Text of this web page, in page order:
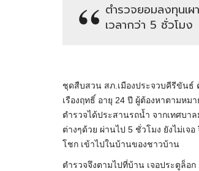
ตำรวจยอมลงทุนเ
เวลากว่า 5 ชั่วโมง
ชุดสืบสวน สภ.เมืองประจวบคีรีขันธ์
เรืองฤทธิ์ อายุ 24 ปี ผู้ต้องหาตามหม
ตำรวจได้ประสานรถน้ำ จากเทศบา
ต่างๆด้วย ผ่านไป 5 ชั่วโมง ยังไม่เจ
โชก เข้าไปในบ้านของชาวบ้าน
ตำรวจจึงตามไปที่บ้าน เจอประตูล็อ